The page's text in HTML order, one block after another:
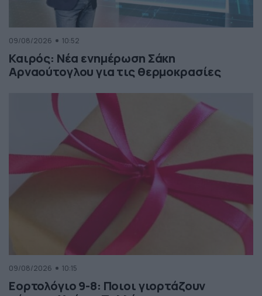
09/08/2026 10:52
Καιρός: Νέα ενημέρωση Σάκη
Αρναούτογλου για τις θερμοκρασίες
09/08/2026 10:15
Εορτολόγιο 9-8: Ποιοι γιορτάζουν